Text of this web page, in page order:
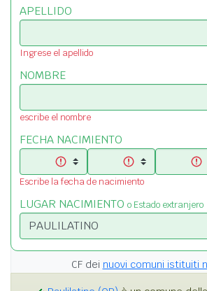
APELLIDO
Ingrese el apellido
NOMBRE
escribe el nombre
FECHA NACIMIENTO
Escribe la fecha de nacimiento
LUGAR NACIMIENTO o Estado extranjero
CF dei nuovi comuni istituiti